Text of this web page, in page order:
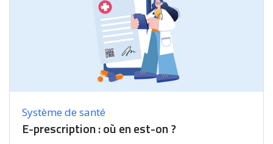
Système de santé
E-prescription : où en est-on ?